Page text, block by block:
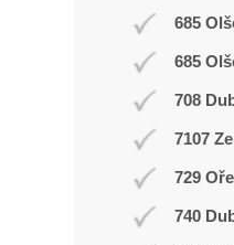
685
685
708
7107
729
740